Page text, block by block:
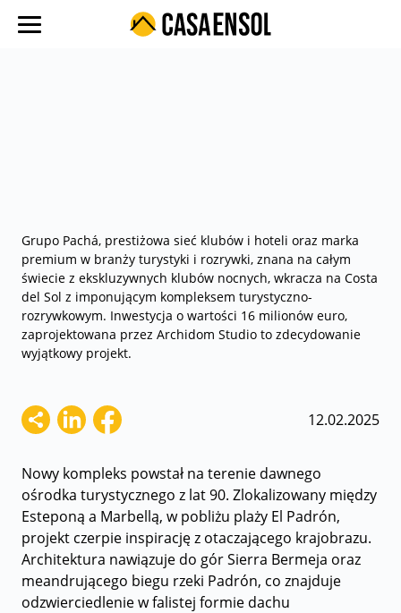
Blog
Kontakt
Grupo Pachá, prestiżowa sieć klubów i hoteli oraz marka
premium w branży turystyki i rozrywki, znana na całym
świecie z ekskluzywnych klubów nocnych, wkracza na Costa
del Sol z imponującym kompleksem turystyczno-
rozrywkowym. Inwestycja o wartości 16 milionów euro,
zaprojektowana przez Archidom Studio to zdecydowanie
wyjątkowy projekt.
12.02.2025
Nowy kompleks powstał na terenie dawnego
ośrodka turystycznego z lat 90. Zlokalizowany między
Esteponą a Marbellą, w pobliżu plaży El Padrón,
projekt czerpie inspirację z otaczającego krajobrazu.
Architektura nawiązuje do gór Sierra Bermeja oraz
meandrującego biegu rzeki Padrón, co znajduje
odzwierciedlenie w falistej formie dachu